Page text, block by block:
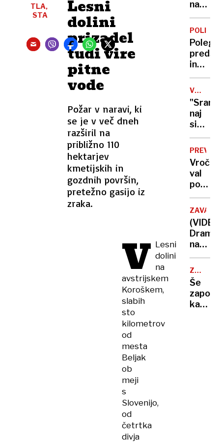
Lesni
dolini
prizadel
tudi vire
pitne
vode
Požar v naravi, ki
se je v več dneh
razširil na
približno 110
hektarjev
kmetijskih in
gozdnih površin,
pretežno gasijo iz
zraka.
TLA,
STA
V Lesni
dolini
na
avstrijskem
Koroškem,
slabih
sto
kilometrov
od
mesta
Beljak
ob
meji
s
Slovenijo,
od
četrtka
divja
na
več
na
kakšno
je
stanje
na
Poleg
in
tudi
voznik
VOJNA
V
naj
si
s
krvjo":
Putin
vrata
vojske
odprl
še
hujšim
val
polni
samo
včeraj
trije
letos
že
več
kot
ZAVALA
Drama
na
Hvaru:
moral
tik
PERONI
Še
zapora